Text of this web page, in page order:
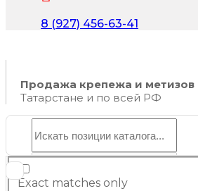
8 (927) 456-63-41
Продажа крепежа и метизов
Татарстане и по всей РФ
Exact matches only